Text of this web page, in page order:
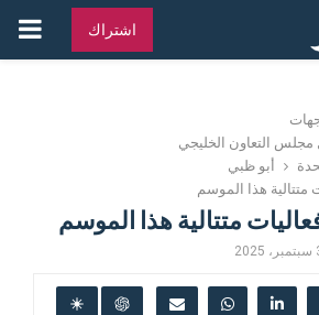
اشتراك
التعاون الخليجي
أبو ظبي
متتالية هذا الموسم
متتالية هذا الموسم